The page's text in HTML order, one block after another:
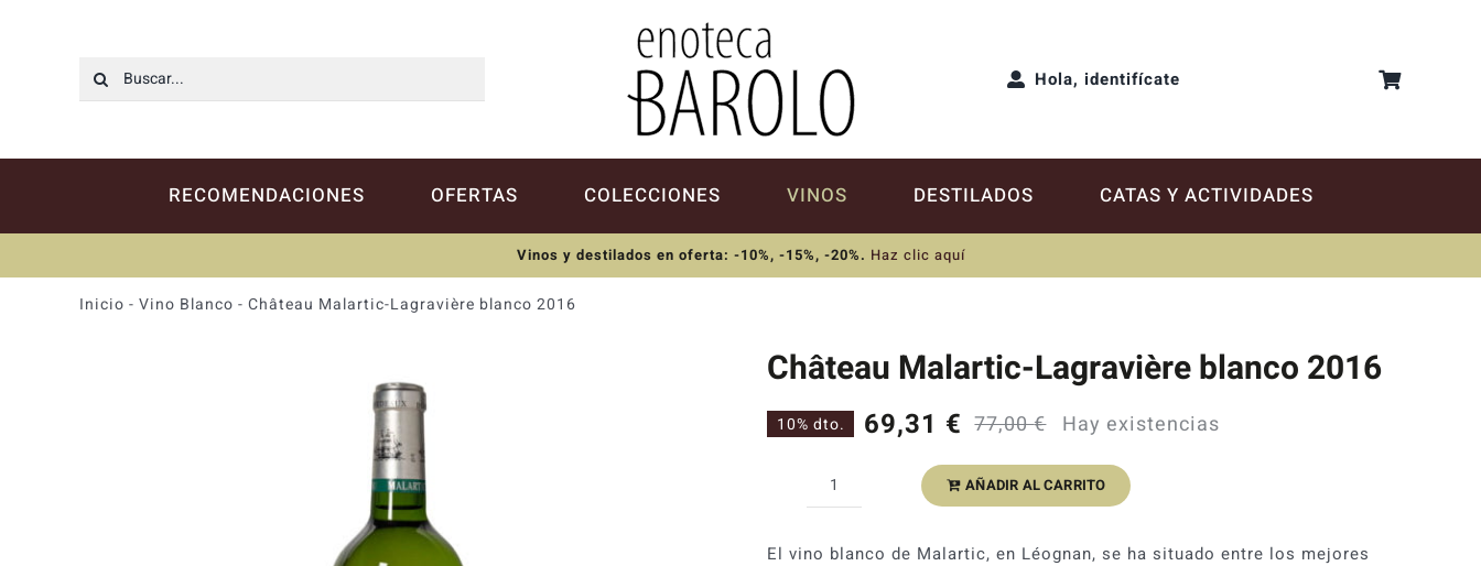
Buscar: Hola, identifícate
RECOMENDACIONES OFERTAS COLECCIONES VINOS DESTILADOS CATAS Y ACTIVIDADES
Vinos y destilados en oferta: -10%, -15%, -20%. Haz clic aquí
Inicio - Vino Blanco - Château Malartic-Lagravière blanco 2016
Château Malartic-Lagravière blanco 2016
77,00€ El
precio
original
era:
69,31 €
El
precio
actual
es:
10% dto. Hay existencias
Château
Lagravière
AÑADIR AL CARRITO
El vino blanco de Malartic, en Léognan, se ha situado entre los mejores